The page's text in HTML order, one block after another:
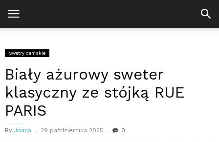
Swetry damskie
Biały ażurowy sweter
klasyczny ze stójką RUE
PARIS
By Joana 29 października 2025 0